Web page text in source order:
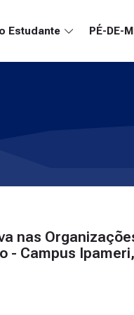
Estudante PÉ-DE-
nas
- Campus